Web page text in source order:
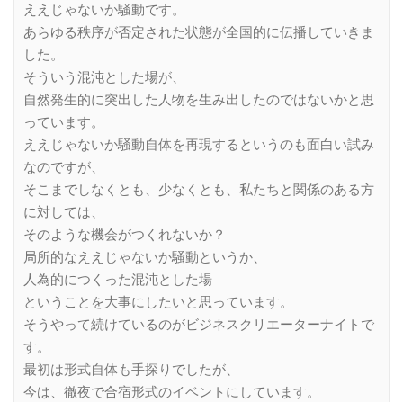
ええじゃないか騒動です。
あらゆる秩序が否定された状態が全国的に伝播していきま
した。
そういう混沌とした場が、
自然発生的に突出した人物を生み出したのではないかと思
っています。
ええじゃないか騒動自体を再現するというのも面白い試み
なのですが、
そこまでしなくとも、少なくとも、私たちと関係のある方
に対しては、
そのような機会がつくれないか？
局所的なええじゃないか騒動というか、
人為的につくった混沌とした場
ということを大事にしたいと思っています。
そうやって続けているのがビジネスクリエーターナイトで
す。
最初は形式自体も手探りでしたが、
今は、徹夜で合宿形式のイベントにしています。